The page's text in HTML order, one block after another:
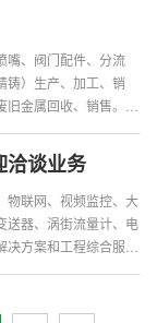
嘴、阀门配件、分流
铸）生产、加工、销
金属回收、销售。
洽谈业务
物联网、视频监控、大
送器、涡街流量计、电
方案和工程综合服务